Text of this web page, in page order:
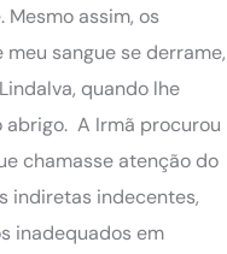
assim, os
sangue se derrame,
quando lhe
abrigo. A Irmã procurou
chamasse atenção do
indiretas indecentes,
inadequados em